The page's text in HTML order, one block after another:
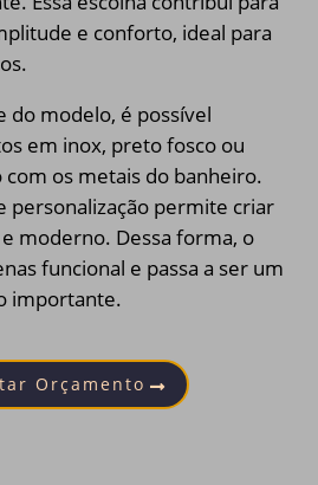
e conforto, ideal para
modelo, é possível
em inox, preto fosco ou
os metais do banheiro.
personalização permite criar
moderno. Dessa forma, o
funcional e passa a ser um
importante.
Orçamento